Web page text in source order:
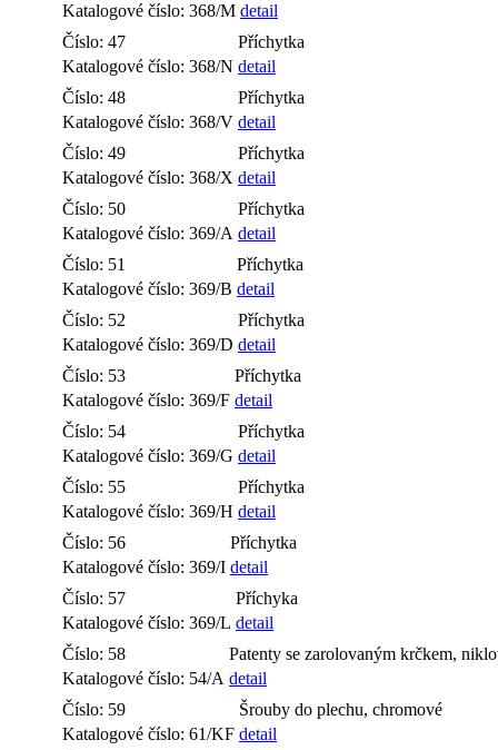
Katalogové číslo: 368/M detail
Číslo: 47
Příchytka
Katalogové číslo: 368/N detail
Číslo: 48
Příchytka
Katalogové číslo: 368/V detail
Číslo: 49
Příchytka
Katalogové číslo: 368/X detail
Číslo: 50
Příchytka
Katalogové číslo: 369/A detail
Číslo: 51
Příchytka
Katalogové číslo: 369/B detail
Číslo: 52
Příchytka
Katalogové číslo: 369/D detail
Číslo: 53
Příchytka
Katalogové číslo: 369/F detail
Číslo: 54
Příchytka
Katalogové číslo: 369/G detail
Číslo: 55
Příchytka
Katalogové číslo: 369/H detail
Číslo: 56
Příchytka
Katalogové číslo: 369/I detail
Číslo: 57
Příchyka
Katalogové číslo: 369/L detail
Číslo: 58
Patenty se zarolovaným krčkem,
Katalogové číslo: 54/A detail
Číslo: 59
Šrouby do plechu, chromové
Katalogové číslo: 61/KF detail